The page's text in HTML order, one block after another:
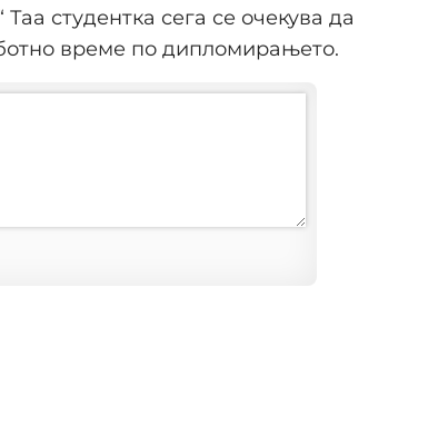
студентка сега се очекува да
време по дипломирањето.